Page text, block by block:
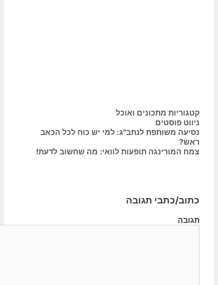
קטגוריותמתכונים ואוכל
ניווט פוסטים
נסיעה משותפת לנתב"ג: למי יש כוח לכל הכאב
ראש?
צמח המורינגה תופעות לוואי: מה שחשוב לדעת!
כתוב/כתבי תגובה
תגובה